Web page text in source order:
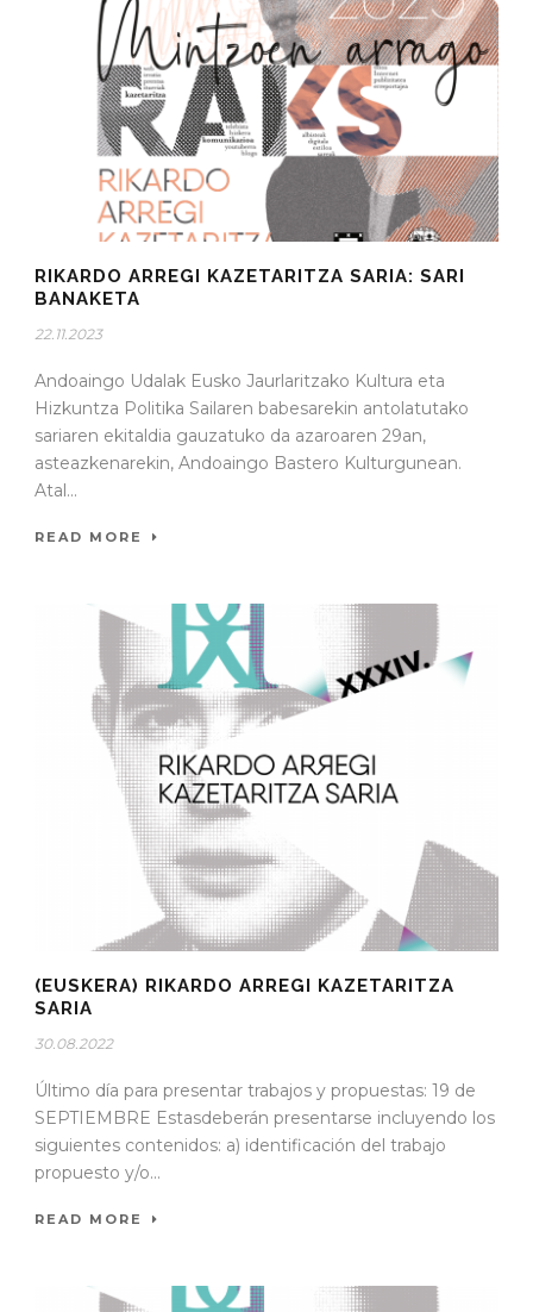
RIKARDO ARREGI KAZETARITZA SARIA: SARI
BANAKETA
22.11.2023
Andoaingo Udalak Eusko Jaurlaritzako Kultura eta
Hizkuntza Politika Sailaren babesarekin antolatutako
sariaren ekitaldia gauzatuko da azaroaren 29an,
asteazkenarekin, Andoaingo Bastero Kulturgunean.
Atal...
READ MORE
(EUSKERA) RIKARDO ARREGI KAZETARITZA
SARIA
30.08.2022
Último día para presentar trabajos y propuestas: 19 de
SEPTIEMBRE Estasdeberán presentarse incluyendo los
siguientes contenidos: a) identificación del trabajo
propuesto y/o...
READ MORE